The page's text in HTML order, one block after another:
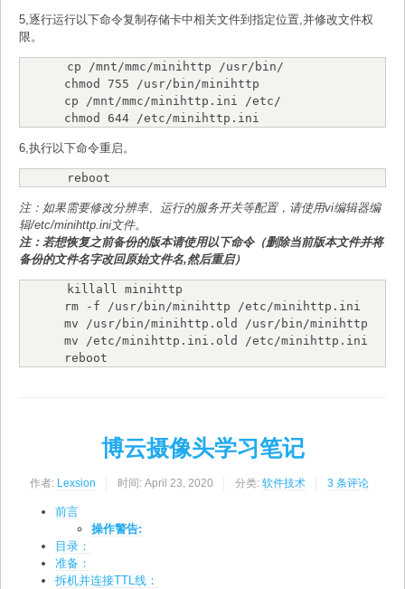
5,逐行运行以下命令复制存储卡中相关文件到指定位置,并修改文件权
限。
cp /mnt/mmc/minihttp /usr/bin/
chmod 755 /usr/bin/minihttp
cp /mnt/mmc/minihttp.ini /etc/
chmod 644 /etc/minihttp.ini
6,执行以下命令重启。
reboot
注：如果需要修改分辨率、运行的服务开关等配置，请使用vi编辑器编
辑/etc/minihttp.ini文件。
注：若想恢复之前备份的版本请使用以下命令（删除当前版本文件并将
备份的文件名字改回原始文件名,然后重启）
killall minihttp
rm -f /usr/bin/minihttp /etc/minihttp.ini
mv /usr/bin/minihttp.old /usr/bin/minihttp
mv /etc/minihttp.ini.old /etc/minihttp.ini
reboot
博云摄像头学习笔记
作者: Lexsion 时间: April 23, 2020 分类: 软件技术 3 条评论
前言
操作警告:
目录：
准备：
拆机并连接TTL线：